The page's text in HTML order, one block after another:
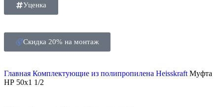
Уценка
Скидка 20% на монтаж
Главная Комплектующие из полипропилена Heisskraft Муфта
НР 50х1 1/2